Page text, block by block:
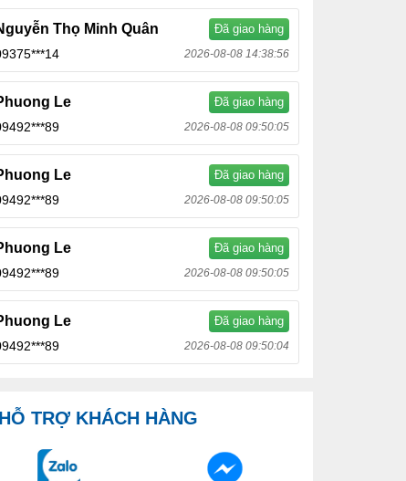
Thọ Minh Quân Đã giao hàng
2026-08-08 14:38:56
Le Đã giao hàng
2026-08-08 09:50:05
Le Đã giao hàng
2026-08-08 09:50:05
Le Đã giao hàng
2026-08-08 09:50:05
Le Đã giao hàng
2026-08-08 09:50:04
HỖ TRỢ KHÁCH HÀNG